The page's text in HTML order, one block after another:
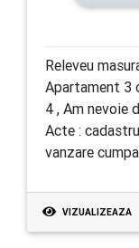
Releveu
Apartament 3
4 , Am nevoie
Acte :
vanzare
VIZUALIZEAZA